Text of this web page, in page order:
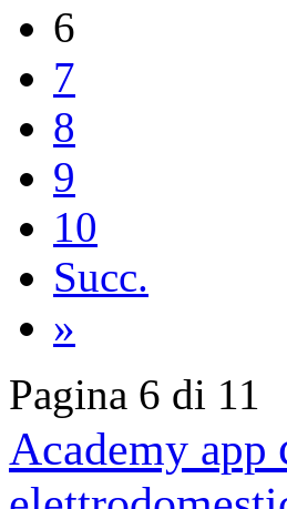
6
7
8
9
10
Succ.
»
Pagina 6 di 11
Academy app